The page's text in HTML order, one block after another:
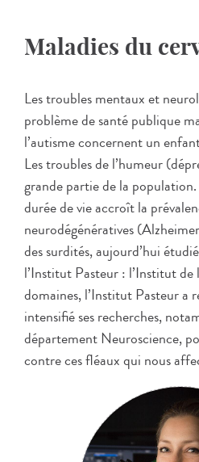
Maladies du
Les troubles mentaux et
problème de santé publique
l’autisme concernent un
Les troubles de l’humeur
grande partie de la
durée de vie accroît la
neurodégénératives
des surdités, aujourd’hui
l’Institut Pasteur : l’Institut de
domaines, l’Institut Pasteur a
intensifié ses recherches,
département Neuroscience,
contre ces fléaux qui nous